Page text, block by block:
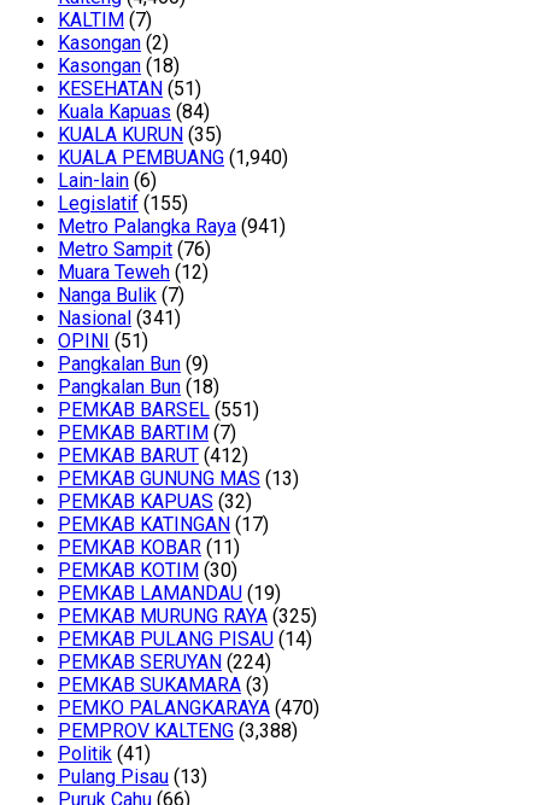
KALTIM (7)
Kasongan (2)
Kasongan (18)
KESEHATAN (51)
Kuala Kapuas (84)
KUALA KURUN (35)
KUALA PEMBUANG (1,940)
Lain-lain (6)
Legislatif (155)
Metro Palangka Raya (941)
Metro Sampit (76)
Muara Teweh (12)
Nanga Bulik (7)
Nasional (341)
OPINI (51)
Pangkalan Bun (9)
Pangkalan Bun (18)
PEMKAB BARSEL (551)
PEMKAB BARTIM (7)
PEMKAB BARUT (412)
PEMKAB GUNUNG MAS (13)
PEMKAB KAPUAS (32)
PEMKAB KATINGAN (17)
PEMKAB KOBAR (11)
PEMKAB KOTIM (30)
PEMKAB LAMANDAU (19)
PEMKAB MURUNG RAYA (325)
PEMKAB PULANG PISAU (14)
PEMKAB SERUYAN (224)
PEMKAB SUKAMARA (3)
PEMKO PALANGKARAYA (470)
PEMPROV KALTENG (3,388)
Politik (41)
Pulang Pisau (13)
Puruk Cahu (66)